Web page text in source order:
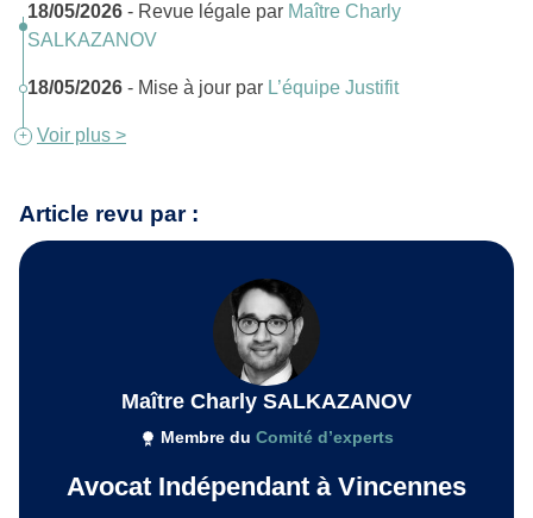
18/05/2026 - Revue légale par Maître Charly
SALKAZANOV
18/05/2026 - Mise à jour par L’équipe Justifit
Voir plus >
Article revu par :
Maître Charly SALKAZANOV
Membre du Comité d’experts
Avocat Indépendant à Vincennes